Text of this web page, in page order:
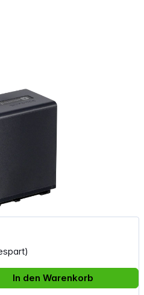
gewünschten
In den Warenkorb